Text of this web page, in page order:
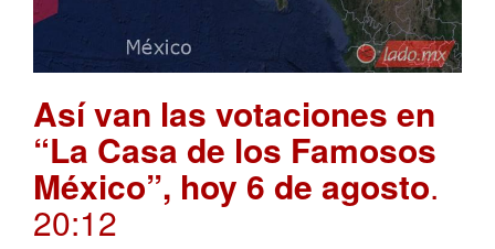
Así van las votaciones en
“La Casa de los Famosos
México”, hoy 6 de agosto.
20:12